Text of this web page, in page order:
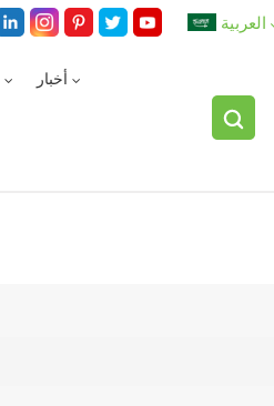
العربية
أخبار